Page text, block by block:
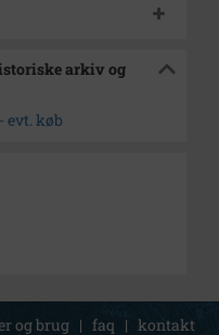
arkiv og
evt. køb
og brug | faq | kontakt